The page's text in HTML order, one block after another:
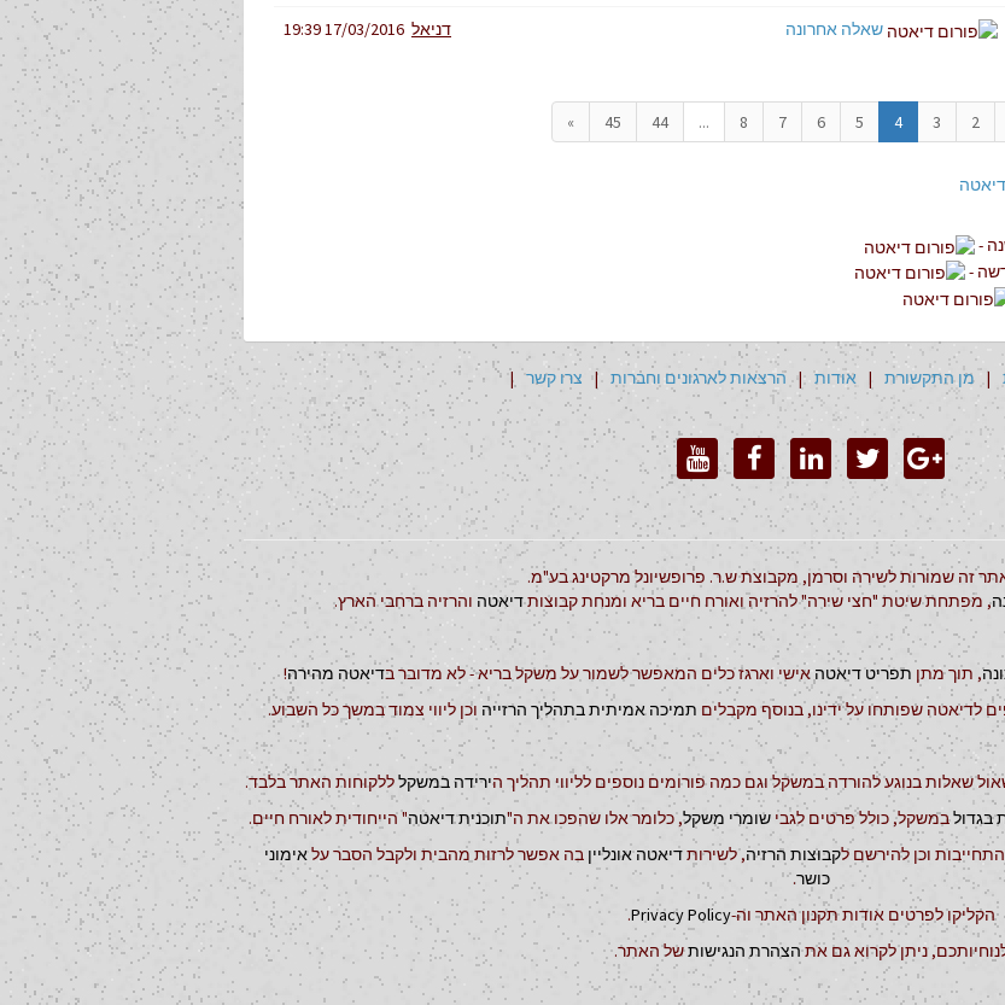
שאלה אחרונה דניאל
2
3
4
5
6
7
8
...
44
45
»
-
-
| מן התקשורת | אודות | הרצאות לארגונים וחברות | צרו קשר |
זה שמורות לשירה וסרמן, מקבוצת ש.ר. פרופשיונל מרקטינג בע"מ.
, מפתחת שיטת "חצי שירה" להרזיה ואורח חיים בריא ומנחת קבוצותדיאטה והרזיה ברחבי הארץ.
, תוך מתן תפריט דיאטה אישי וארגז כלים המאפשר לשמור על משקל בריא - לא מדובר בדיאטה מהירה!
לדיאטה שפותחו על ידינו, בנוסף מקבלים תמיכה אמיתית בתהליך הרזייה וכן ליווי צמוד במשך כל השבוע.
שאלות בנוגע להורדה במשקל וגם כמה פורומים נוספים לליווי תהליך הירידה במשקלללקוחות האתר בלבד.
בגדולבמשקל, כולל פרטים לגבי שומרי משקל, כלומר אלו שהפכו את ה"תוכנית דיאטה" הייחודית לאורח חיים.
וכן להירשם לקבוצות הרזיה, לשירותדיאטה אונליין בה אפשר לרזות מהבית ולקבל הסבר עלאימוני
כושר.
הקליקו לפרטים אודות תקנון האתר וה-Privacy Policy
.
ניתן לקרוא גם אתהצהרת הנגישותשל האתר.